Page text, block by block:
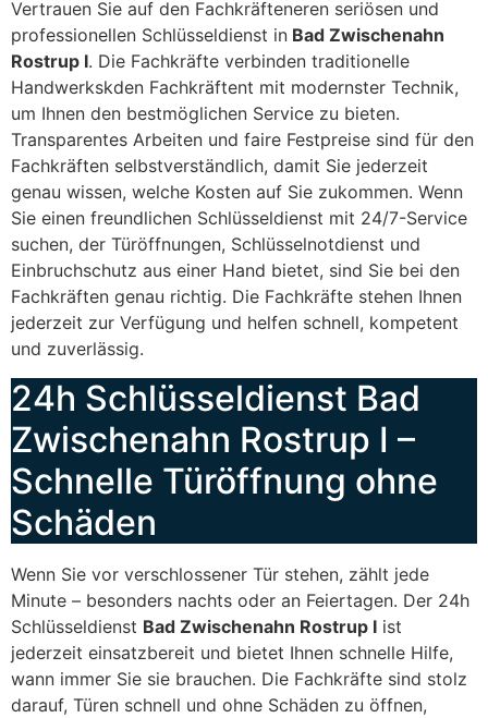
Vertrauen Sie auf den Fachkräfteneren seriösen und
professionellen Schlüsseldienst in Bad Zwischenahn
Rostrup I. Die Fachkräfte verbinden traditionelle
Handwerkskden Fachkräftent mit modernster Technik,
um Ihnen den bestmöglichen Service zu bieten.
Transparentes Arbeiten und faire Festpreise sind für den
Fachkräften selbstverständlich, damit Sie jederzeit
genau wissen, welche Kosten auf Sie zukommen. Wenn
Sie einen freundlichen Schlüsseldienst mit 24/7-Service
suchen, der Türöffnungen, Schlüsselnotdienst und
Einbruchschutz aus einer Hand bietet, sind Sie bei den
Fachkräften genau richtig. Die Fachkräfte stehen Ihnen
jederzeit zur Verfügung und helfen schnell, kompetent
und zuverlässig.
24h Schlüsseldienst Bad
Zwischenahn Rostrup I –
Schnelle Türöffnung ohne
Schäden
Wenn Sie vor verschlossener Tür stehen, zählt jede
Minute – besonders nachts oder an Feiertagen. Der 24h
Schlüsseldienst Bad Zwischenahn Rostrup I ist
jederzeit einsatzbereit und bietet Ihnen schnelle Hilfe,
wann immer Sie sie brauchen. Die Fachkräfte sind stolz
darauf, Türen schnell und ohne Schäden zu öffnen,